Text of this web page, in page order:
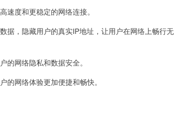
度和更稳定的网络连接。
，隐藏用户的真实IP地址，让用户在网络上畅行无
网络隐私和数据安全。
网络体验更加便捷和畅快。